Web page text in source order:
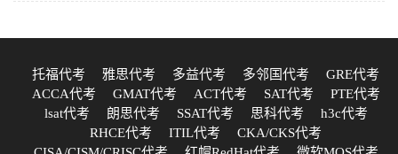
托福代考 雅思代考 多益代考 多邻国代考
GRE代考
ACCA代考
GMAT代考 ACT代考 SAT代考
PTE代考
lsat代考
朗思代考 SSAT代考 思科代考
h3c代考
RHCE代考
ITIL代考
CKA/CKS代考